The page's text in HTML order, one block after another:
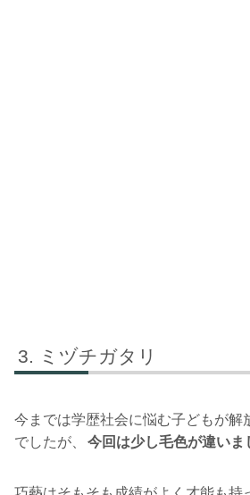
ミヅチガタリ
今までは学歴社会に悩む子どもが解
でしたが、
今回は少し毛色が違いま